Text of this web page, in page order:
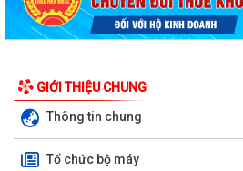
GIỚI THIỆU CHUNG
Thông tin chung
Tổ chức bộ máy